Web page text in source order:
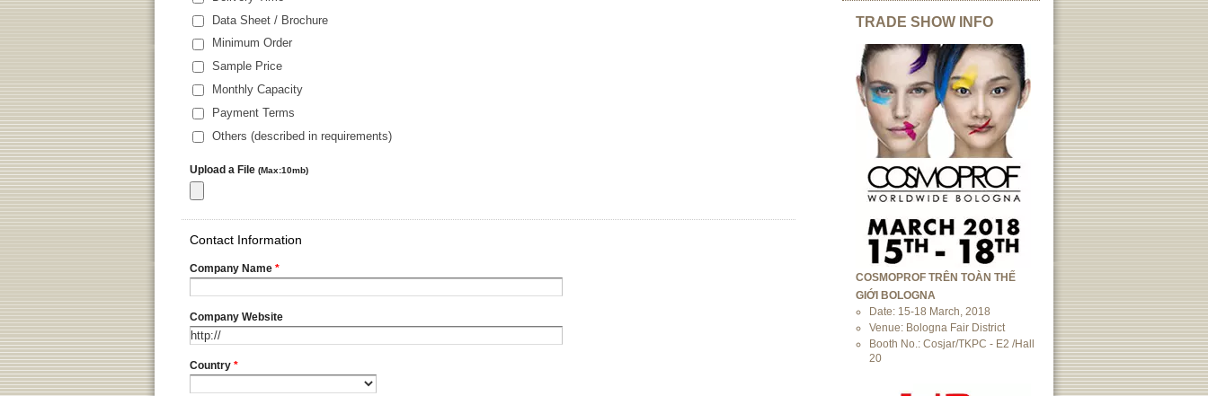
TRADE SHOW INFO
COSMOPROF TRÊN TOÀN THẾ
GIỚI BOLOGNA
Date: 15-18 March, 2018
Venue: Bologna Fair District
Booth No.: Cosjar/TKPC - E2 /Hall
20